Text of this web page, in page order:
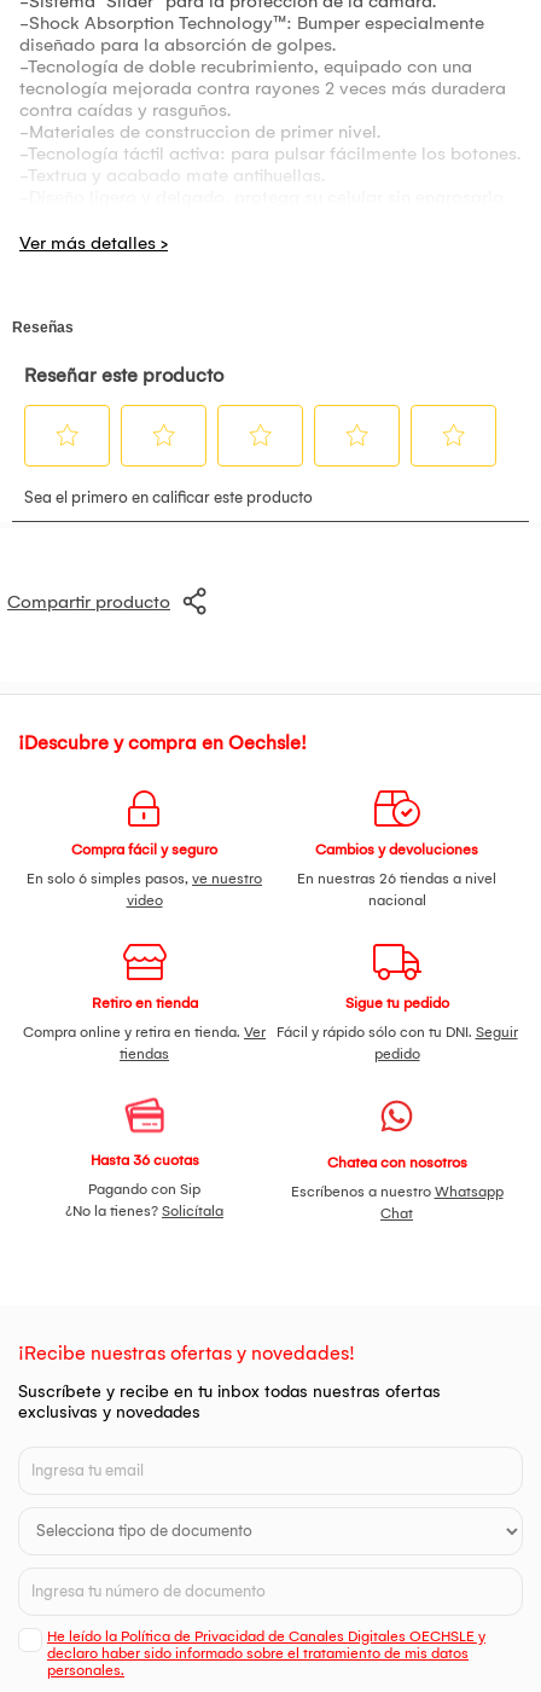
-Shock Absorption Technology™: Bumper especialmente
diseñado para la absorción de golpes.
-Tecnología de doble recubrimiento, equipado con una
tecnología mejorada contra rayones 2 veces más duradera
contra caídas y rasguños.
-Materiales de construccion de primer nivel.
-Tecnología táctil activa: para pulsar fácilmente los botones.
-Textrua y acabado mate antihuellas.
-Diseño ajustado; calza de forma perfecta y mantiene el
Compartir producto
¡Descubre y compra en Oechsle!
Compra fácil y seguro
En solo 6 simples pasos, ve nuestro
video
Cambios y devoluciones
En nuestras 26 tiendas a nivel
nacional
Retiro en tienda
Compra online y retira en tienda. Ver
tiendas
Sigue tu pedido
Fácil y rápido sólo con tu DNI. Seguir
pedido
Hasta 36 cuotas
Pagando con Sip
¿No la tienes? Solicítala
Chatea con nosotros
Escríbenos a nuestro Whatsapp
Chat
¡Recibe nuestras ofertas y novedades!
Suscríbete y recibe en tu inbox todas nuestras ofertas
exclusivas y novedades
He leído la Política de Privacidad de Canales Digitales OECHSLE y
declaro haber sido informado sobre el tratamiento de mis datos
personales.